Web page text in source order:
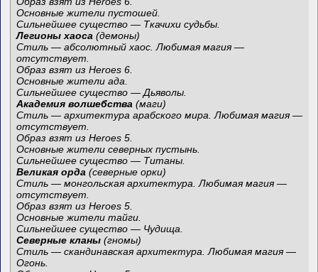
Основные жители пустошей.
Сильнейшее существо — Ткачихи судьбы.
Легионы хаоса (демоны)
Стиль — абсолютный хаос. Любимая магия —
отсутствует.
Образ взят из Heroes 6.
Основные жители ада.
Сильнейшее существо — Дьяволы.
Академия волшебства (маги)
Стиль — архитектура арабского мира. Любимая магия —
отсутствует.
Образ взят из Heroes 5.
Основные жители северных пустынь.
Сильнейшее существо — Титаны.
Великая орда (северные орки)
Стиль — монгольская архитектура. Любимая магия —
отсутствует.
Образ взят из Heroes 5.
Основные жители тайги.
Сильнейшее существо — Чудища.
Северные кланы (гномы)
Стиль — скандинавская архитектура. Любимая магия —
Огонь.